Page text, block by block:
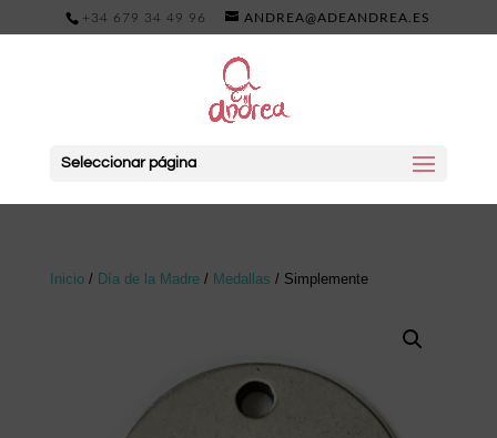
+34 679 34 49 96 ANDREA@ADEANDREA.ES
Seleccionar página
Inicio/ Día de la Madre/ Medallas / Simplemente